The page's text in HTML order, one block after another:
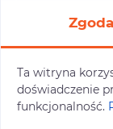
Zgoda
Ta witryna
doświadczenie
funkcjonalność.